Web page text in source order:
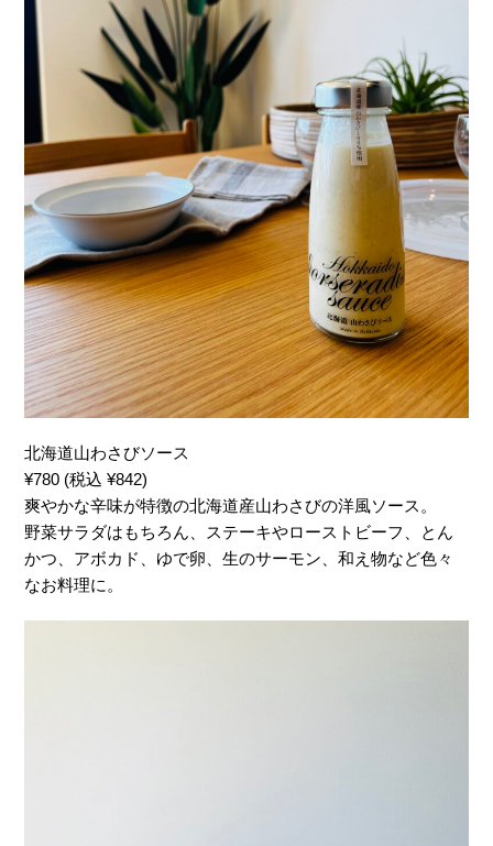
北海道山わさびソース
¥780 (税込 ¥842)
爽やかな辛味が特徴の北海道産山わさびの洋風ソース。
野菜サラダはもちろん、ステーキやローストビーフ、とん
かつ、アボカド、ゆで卵、生のサーモン、和え物など色々
なお料理に。